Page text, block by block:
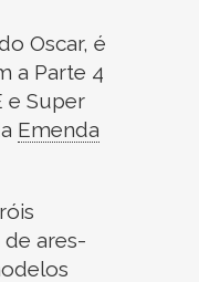
Oscar, é
a Parte 4
e Super
Emenda
ares-